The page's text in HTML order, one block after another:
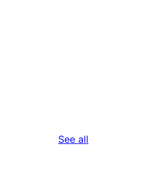
See all